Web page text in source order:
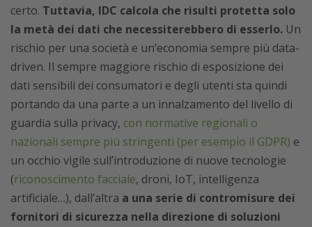
certo. Tuttavia, IDC calcola che risulti protetta solo
la metà dei dati che necessiterebbero di esserlo. Un
rischio per una società e un’economia sempre più data-
driven. Il sempre maggiore rischio di esposizione dei
dati sensibili dei consumatori e degli utenti sta quindi
portando da una parte a un innalzamento del livello di
guardia sulla privacy, con normative regionali o
nazionali sempre più stringenti (per esempio il GDPR) e
un occhio vigile sull’introduzione di nuove tecnologie
(riconoscimento facciale, droni, IoT, intelligenza
artificiale…), dall’altra a una serie di contromisure dei
fornitori di sicurezza nella direzione di soluzioni